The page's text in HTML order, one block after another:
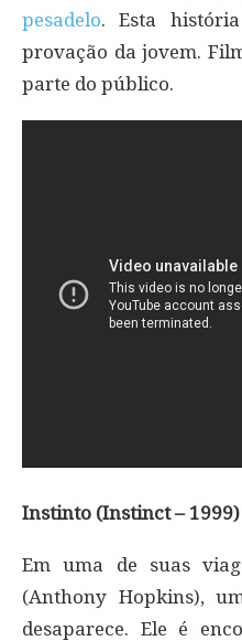
pesadelo. Esta
provação da jovem.
parte do público.
Instinto (Instinct – 1999)
Em uma de suas
(Anthony Hopkins),
desaparece. Ele é